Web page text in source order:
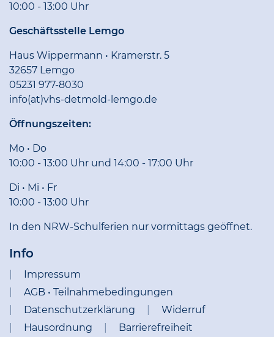
10:00 - 13:00 Uhr
Geschäftsstelle Lemgo
Haus Wippermann • Kramerstr. 5
32657 Lemgo
05231 977-8030
info(at)vhs-detmold-lemgo.de
Öffnungszeiten:
Mo • Do
10:00 - 13:00 Uhr und 14:00 - 17:00 Uhr
Di • Mi • Fr
10:00 - 13:00 Uhr
In den NRW-Schulferien nur vormittags geöffnet.
Info
Impressum
AGB • Teilnahmebedingungen
Datenschutzerklärung
Widerruf
Hausordnung
Barrierefreiheit